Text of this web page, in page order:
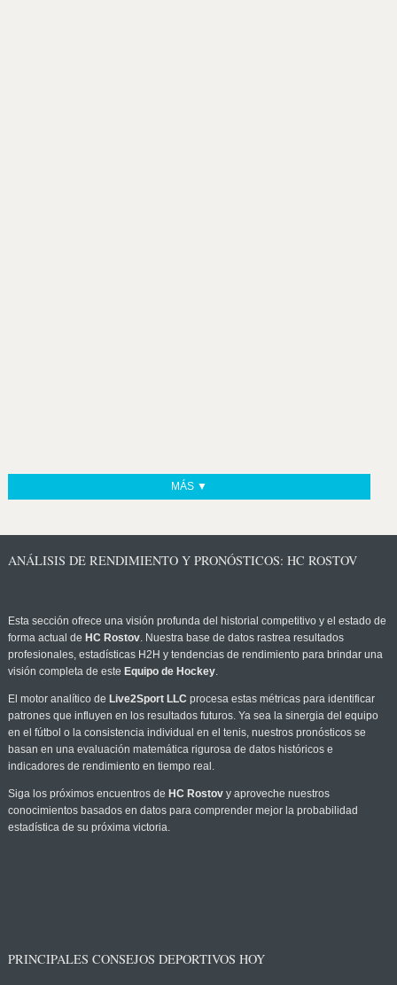
MÁS ▼
ANÁLISIS DE RENDIMIENTO Y PRONÓSTICOS: HC ROSTOV
Esta sección ofrece una visión profunda del historial competitivo y el estado de
forma actual de HC Rostov. Nuestra base de datos rastrea resultados
profesionales, estadísticas H2H y tendencias de rendimiento para brindar una
visión completa de este Equipo de Hockey.
El motor analítico de Live2Sport LLC procesa estas métricas para identificar
patrones que influyen en los resultados futuros. Ya sea la sinergia del equipo
en el fútbol o la consistencia individual en el tenis, nuestros pronósticos se
basan en una evaluación matemática rigurosa de datos históricos e
indicadores de rendimiento en tiempo real.
Siga los próximos encuentros de HC Rostovy aproveche nuestros
conocimientos basados en datos para comprender mejor la probabilidad
estadística de su próxima victoria.
PRINCIPALES CONSEJOS DEPORTIVOS HOY